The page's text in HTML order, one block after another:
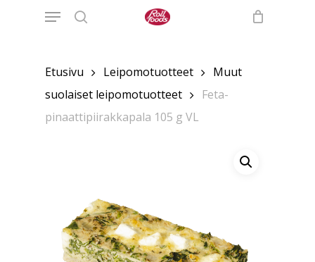
Menu
Etusivu Leipomotuotteet
Muut
suolaiset leipomotuotteet
Feta-
pinaattipiirakkapala 105 g VL